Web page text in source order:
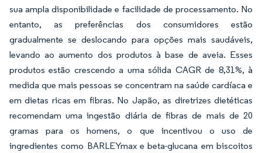
sua ampla disponibilidade e facilidade de processamento. No
entanto, as preferências dos consumidores estão
gradualmente se deslocando para opções mais saudáveis,
levando ao aumento dos produtos à base de aveia. Esses
produtos estão crescendo a uma sólida CAGR de 8,31%, à
medida que mais pessoas se concentram na saúde cardíaca e
em dietas ricas em fibras. No Japão, as diretrizes dietéticas
recomendam uma ingestão diária de fibras de mais de 20
gramas para os homens, o que incentivou o uso de
ingredientes como BARLEYmax e beta-glucana em biscoitos